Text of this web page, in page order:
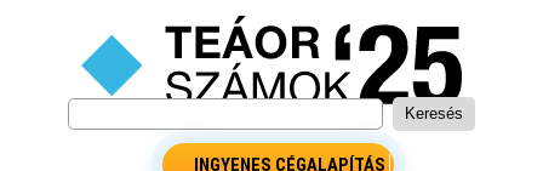
INGYENES CÉGALAPÍTÁS